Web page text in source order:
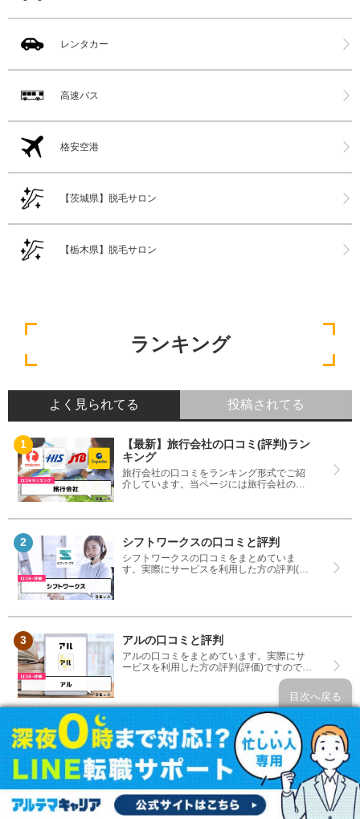
レンタカー
高速バス
格安空港
【茨城県】脱毛サロン
【栃木県】脱毛サロン
ランキング
よく見られてる 投稿されてる
【最新】旅行会社の口コミ(評判)ラン
キング
旅行会社の口コミをランキング形式でご紹
介しています。当ページには旅行会社の評
で疑問を解決できます。おすすめの旅行会
シフトワークスの口コミと評判
シフトワークスの口コミをまとめていま
す。実際にサービスを利用した方の評判(評
アルの口コミと評判
アルの口コミをまとめています。実際にサ
ービスを利用した方の評判(評価)ですので、
良いところと悪いところどちらも見て、ア
ウインテック留学センターの口コミ
と評判
ウインテック留学センターの口コミをまと
めています。実際にサービスを利用した方
の評判(評価)ですので、良いところと悪いと
ころどちらも見て、ウインテック留学セン
ターを使う参考にしてください。
目次へ戻る